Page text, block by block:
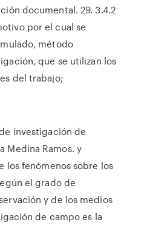
documental. 29. 3.4.2
por el cual se
método
que se utilizan los
del trabajo;
investigación de
Medina Ramos. y
los fenómenos sobre los
el grado de
y de los medios
de campo es la